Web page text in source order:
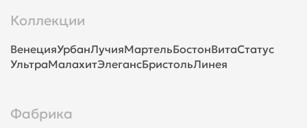
Коллекции
ВенецияУрбанЛучияМартельБостонВитаСтатус
УльтраМалахитЭлегансБристольЛинея
Фабрика